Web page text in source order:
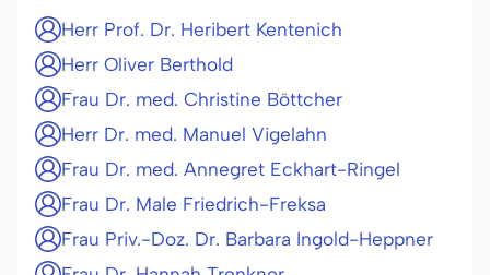
Herr Prof. Dr. Heribert Kentenich
Herr Oliver Berthold
Frau Dr. med. Christine Böttcher
Herr Dr. med. Manuel Vigelahn
Frau Dr. med. Annegret Eckhart-Ringel
Frau Dr. Male Friedrich-Freksa
Frau Priv.-Doz. Dr. Barbara Ingold-Heppner